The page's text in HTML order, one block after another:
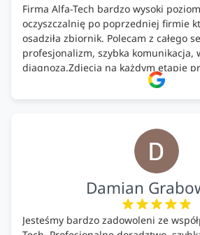
Firma Alfa-Tech bardzo wysoki
oczyszczalnię po poprzedniej firmie
osadziła zbiornik. Polecam z całego
profesjonalizm, szybka komunikacja,
diagnoza.Zdjęcia na każdym etapie
doradztwo.Dobrze wyszkoleni i
Podsumowując ekipa na wysokim
Damian
Jesteśmy bardzo zadowoleni ze